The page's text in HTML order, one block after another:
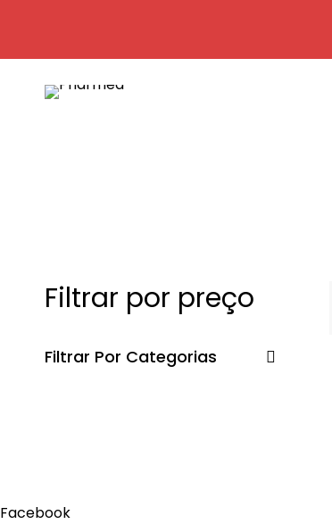
Filtrar por preço
Filtrar Por Categorias
Facebook